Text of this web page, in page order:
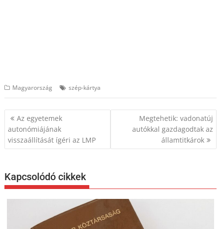
Magyarország szép-kártya
Bejegyzés
navigáció
Az egyetemek
autonómiájának
visszaállítását ígéri az LMP
Megtehetik: vadonatúj
autókkal gazdagodtak az
államtitkárok
Kapcsolódó cikkek